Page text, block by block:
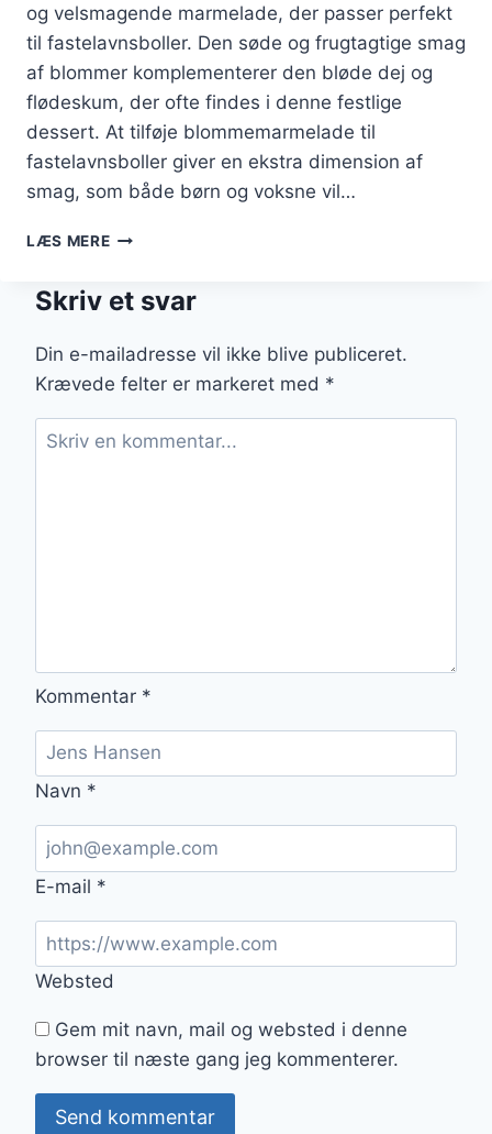
og velsmagende marmelade, der passer perfekt
til fastelavnsboller. Den søde og frugtagtige smag
af blommer komplementerer den bløde dej og
flødeskum, der ofte findes i denne festlige
dessert. At tilføje blommemarmelade til
fastelavnsboller giver en ekstra dimension af
smag, som både børn og voksne vil…
LÆS MEREBLOMMEMARMELADE
SOM
DESSERT
Skriv et svar
Din e-mailadresse vil ikke blive publiceret.
Krævede felter er markeret med *
Kommentar *
Navn *
E-mail *
Websted
Gem mit navn, mail og websted i denne
browser til næste gang jeg kommenterer.